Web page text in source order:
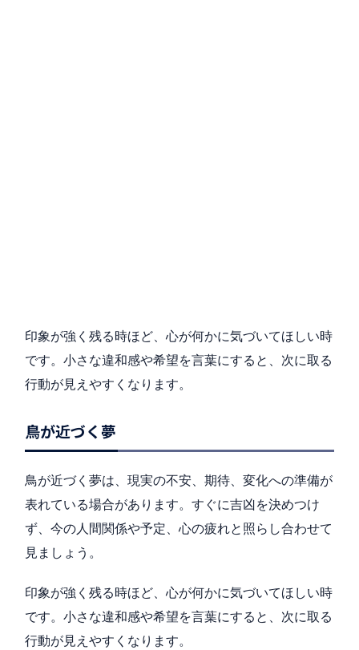
印象が強く残る時ほど、心が何かに気づいてほしい時
です。小さな違和感や希望を言葉にすると、次に取る
行動が見えやすくなります。
鳥が近づく夢
鳥が近づく夢は、現実の不安、期待、変化への準備が
表れている場合があります。すぐに吉凶を決めつけ
ず、今の人間関係や予定、心の疲れと照らし合わせて
見ましょう。
印象が強く残る時ほど、心が何かに気づいてほしい時
です。小さな違和感や希望を言葉にすると、次に取る
行動が見えやすくなります。